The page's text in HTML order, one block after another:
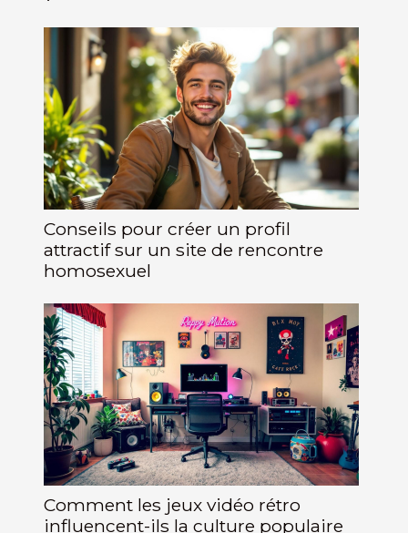
Conseils pour créer un profil
attractif sur un site de rencontre
homosexuel
Comment les jeux vidéo rétro
influencent-ils la culture populaire